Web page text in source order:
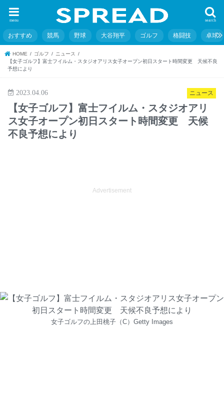
search
menu
おすすめ 競馬 野球 大谷翔平 ゴルフ 格闘技 卓球
HOME ゴルフ
ニュース
【女子ゴルフ】富士フイルム・スタジオアリス女子オープン初日スタート時間変更 天候不良
予想により
ニュース
2023.04.06
【女子ゴルフ】富士フイルム・スタジオアリ
ス女子オープン初日スタート時間変更 天候
不良予想により
Advertisement
女子ゴルフの上田桃子（C）Getty Images